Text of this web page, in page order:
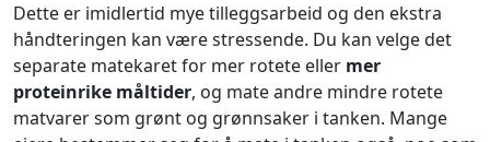
Dette er imidlertid mye tilleggsarbeid og den ekstra
håndteringen kan være stressende. Du kan velge det
separate matekaret for mer rotete eller mer
proteinrike måltider, og mate andre mindre rotete
matvarer som grønt og grønnsaker i tanken. Mange